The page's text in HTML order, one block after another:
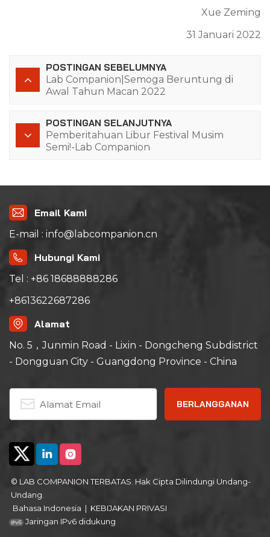
Xue Zeming
31 Januari 2022
POSTINGAN SEBELUMNYA
Lab Companion|Semoga Beruntung di
Awal Tahun Macan 2022
POSTINGAN SELANJUTNYA
Pemberitahuan Libur Festival Musim
Semi!-Lab Companion
Email Kami
E-mail : info@labcompanion.cn
Hubungi Kami
Tel : +86 18688888286
+8613622687286
Alamat
No. 5，Junmin Road - Lixin - Dongcheng Subdistrict
- Dongguan City - Guangdong Province - China
© LAB COMPANION TERBATAS. Hak Cipta Dilindungi Undang-
Undang.
Bahasa Indonesia | KEBIJAKAN PRIVASI
Jaringan IPv6 didukung